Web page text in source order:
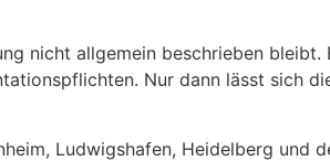
nicht allgemein beschrieben
Nur dann lässt sich
Ludwigshafen, Heidelberg